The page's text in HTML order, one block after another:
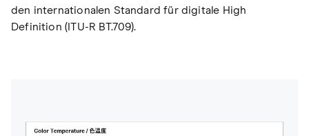
den internationalen Standard für digitale High
Definition (ITU-R BT.709).